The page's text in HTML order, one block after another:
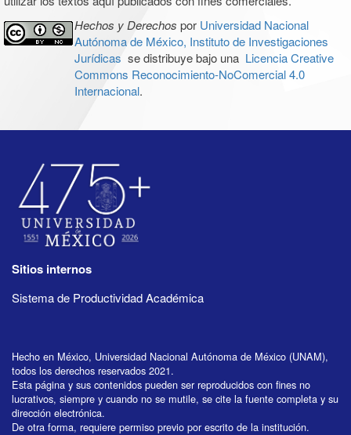
Hechos y Derechos por Universidad Nacional
Autónoma de México, Instituto de Investigaciones
Jurídicas se distribuye bajo una Licencia Creative
Commons Reconocimiento-NoComercial 4.0
Internacional.
Sitios internos
Sistema de Productividad Académica
Hecho en México, Universidad Nacional Autónoma de México (UNAM),
todos los derechos reservados 2021.
Esta página y sus contenidos pueden ser reproducidos con fines no
lucrativos, siempre y cuando no se mutile, se cite la fuente completa y su
dirección electrónica.
De otra forma, requiere permiso previo por escrito de la institución.